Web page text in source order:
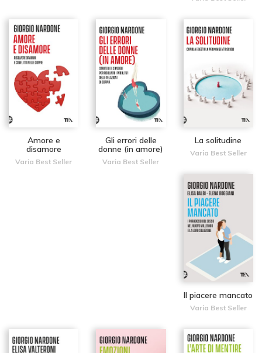
Amore e
disamore
Varia Best Seller
Gli errori delle
donne (in amore)
Varia Best Seller
La solitudine
Varia Best Seller
Il piacere mancato
Varia Best Seller